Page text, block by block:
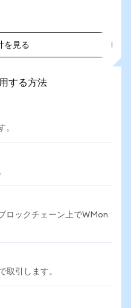
を見る
する方法
。
ロックチェーン上でWMon
取引します。